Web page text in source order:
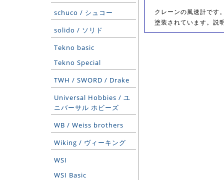
schuco / シュコー
solido / ソリド
Tekno basic
Tekno Special
TWH / SWORD / Drake
Universal Hobbies / ユ
ニバーサル ホビーズ
WB / Weiss brothers
Wiking / ヴィーキング
WSI
WSI Basic
クレーンの風速計です
塗装されています。説